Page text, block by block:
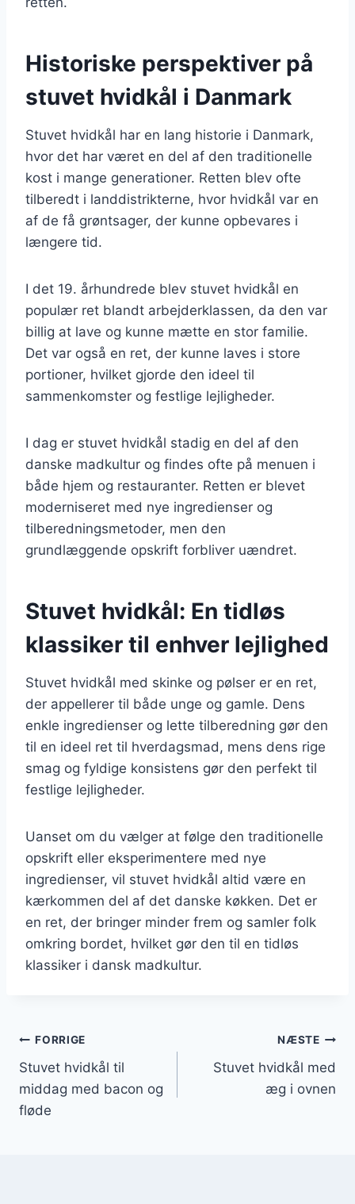
Historiske perspektiver på
stuvet hvidkål i Danmark
Stuvet hvidkål har en lang historie i Danmark,
hvor det har været en del af den traditionelle
kost i mange generationer. Retten blev ofte
tilberedt i landdistrikterne, hvor hvidkål var en
af de få grøntsager, der kunne opbevares i
længere tid.
I det 19. århundrede blev stuvet hvidkål en
populær ret blandt arbejderklassen, da den var
billig at lave og kunne mætte en stor familie.
Det var også en ret, der kunne laves i store
portioner, hvilket gjorde den ideel til
sammenkomster og festlige lejligheder.
I dag er stuvet hvidkål stadig en del af den
danske madkultur og findes ofte på menuen i
både hjem og restauranter. Retten er blevet
moderniseret med nye ingredienser og
tilberedningsmetoder, men den
grundlæggende opskrift forbliver uændret.
Stuvet hvidkål: En tidløs
klassiker til enhver lejlighed
Stuvet hvidkål med skinke og pølser er en ret,
der appellerer til både unge og gamle. Dens
enkle ingredienser og lette tilberedning gør den
til en ideel ret til hverdagsmad, mens dens rige
smag og fyldige konsistens gør den perfekt til
festlige lejligheder.
Uanset om du vælger at følge den traditionelle
opskrift eller eksperimentere med nye
ingredienser, vil stuvet hvidkål altid være en
kærkommen del af det danske køkken. Det er
en ret, der bringer minder frem og samler folk
omkring bordet, hvilket gør den til en tidløs
klassiker i dansk madkultur.
Indlægsnavigation
FORRIGE
Stuvet hvidkål til
middag med bacon og
fløde
NÆSTE
Stuvet hvidkål med
æg i ovnen